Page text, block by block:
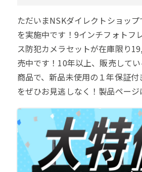
ただいまNSKダイレクトショッ
を実施中です！9インチフォトフ
ス防犯カメラセットが在庫限り
売中です！10年以上、販売して
商品で、新品未使用の１年保証
をぜひお見逃しなく！製品ページ